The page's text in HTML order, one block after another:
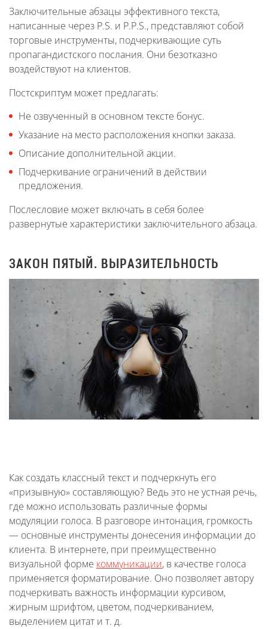
Заключительные абзацы эффективного текста,
написанные через P.S. и P.P.S., представляют собой
торговые инструменты, подчеркивающие суть
пропагандистского послания. Они безотказно
воздействуют на клиентов.
Постскриптум может предлагать:
Не озвученный в основном тексте бонус.
Указание на место расположения кнопки заказа.
Описание дополнительной акции.
Подчеркивание ограничений в действии
предложения.
Послесловие может включать в себя более
развернутые характеристики заключительного абзаца.
ЗАКОН ПЯТЫЙ. ВЫРАЗИТЕЛЬНОСТЬ
Как создать классный текст и подчеркнуть его
«призывную» составляющую? Ведь это не устная речь,
где можно использовать различные формы
модуляции голоса. В разговоре интонация, громкость
— основные инструменты донесения информации до
клиента. В интернете, при преимущественно
визуальной форме коммуникации, в качестве голоса
применяется форматирование. Оно позволяет автору
подчеркивать важность информации курсивом,
жирным шрифтом, цветом, подчеркиванием,
выделением цитат и т. д.